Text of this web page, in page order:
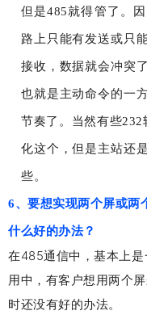
但是485就得管了。
路上只能有发送或只
接收，数据就会冲突
也就是主动命令的一
节奏了。当然有些
化这个，但是主站还
些。
6、要想实现两个屏或两
什么好的办法？
在485通信中，基本上
用中，有客户想用两个
时还没有好的办法。